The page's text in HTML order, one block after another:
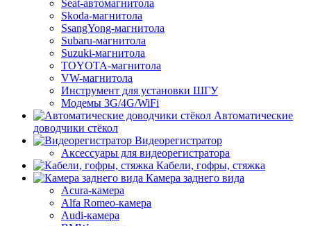
Seat-автомагнитола
Skoda-магнитола
SsangYong-магнитола
Subaru-магнитола
Suzuki-магнитола
TOYOTA-магнитола
VW-магнитола
Инструмент для установки ШГУ
Модемы 3G/4G/WiFi
Автоматические
доводчики стёкол
Видеорегистратор
Аксессуары для видеорегистратора
Кабели, гофры, стяжка
Камера заднего вида
Acura-камера
Alfa Romeo-камера
Audi-камера